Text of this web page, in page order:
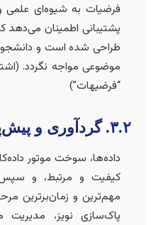
فرضیات به شیوه‌ای علمی و
پشتیبانی اطمینان می‌دهد که
طراحی شده است و دانشجو در
“فرضیهات”)
داده‌ها، سوخت موتور
کیفیت و مرتبط، و سپس
مهم‌ترین و زمان‌برترین
پاک‌سازی نویز، مدیریت